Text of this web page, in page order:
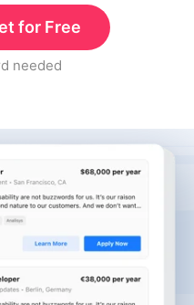
for Free
needed